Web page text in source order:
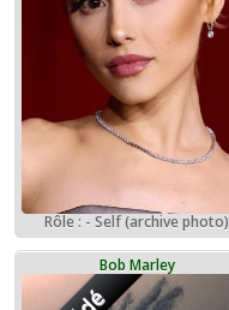
Rôle : - Self (archive photo)
Bob Marley